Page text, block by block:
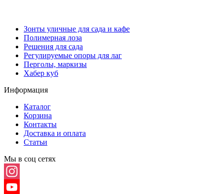
Зонты уличные для сада и кафе
Полимерная лоза
Решения для сада
Регулируемые опоры для лаг
Перголы, маркизы
Хабер куб
Информация
Каталог
Корзина
Контакты
Доставка и оплата
Статьи
Мы в соц сетях
Instagram